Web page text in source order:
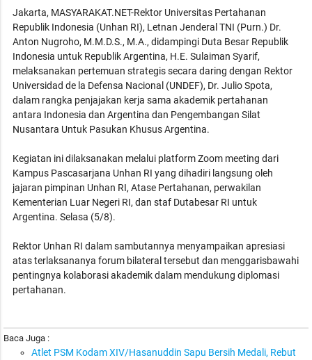
Jakarta, MASYARAKAT.NET-Rektor Universitas Pertahanan
Republik Indonesia (Unhan RI), Letnan Jenderal TNI (Purn.) Dr.
Anton Nugroho, M.M.D.S., M.A., didampingi Duta Besar Republik
Indonesia untuk Republik Argentina, H.E. Sulaiman Syarif,
melaksanakan pertemuan strategis secara daring dengan Rektor
Universidad de la Defensa Nacional (UNDEF), Dr. Julio Spota,
dalam rangka penjajakan kerja sama akademik pertahanan
antara Indonesia dan Argentina dan Pengembangan Silat
Nusantara Untuk Pasukan Khusus Argentina.
Kegiatan ini dilaksanakan melalui platform Zoom meeting dari
Kampus Pascasarjana Unhan RI yang dihadiri langsung oleh
jajaran pimpinan Unhan RI, Atase Pertahanan, perwakilan
Kementerian Luar Negeri RI, dan staf Dutabesar RI untuk
Argentina. Selasa (5/8).
Rektor Unhan RI dalam sambutannya menyampaikan apresiasi
atas terlaksananya forum bilateral tersebut dan menggarisbawahi
pentingnya kolaborasi akademik dalam mendukung diplomasi
pertahanan.
Baca Juga :
Atlet PSM Kodam XIV/Hasanuddin Sapu Bersih Medali, Rebut